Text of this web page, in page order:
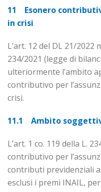
11 Esonero
in crisi
L’art. 12 del DL 21/2022
234/2021 (legge di
ulteriormente l’ambito
contributivo per
crisi.
11.1 Ambito
L’art. 1 co. 119 della L.
contributivo per
contributi previdenziali
esclusi i premi INAIL,